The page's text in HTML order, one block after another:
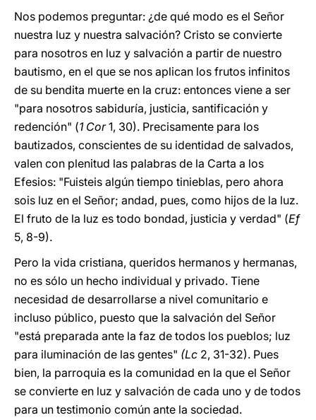
Nos podemos preguntar: ¿de qué modo es el Señor
nuestra luz y nuestra salvación? Cristo se convierte
para nosotros en luz y salvación a partir de nuestro
bautismo, en el que se nos aplican los frutos infinitos
de su bendita muerte en la cruz: entonces viene a ser
"para nosotros sabiduría, justicia, santificación y
redención" (1 Cor1, 30). Precisamente para los
bautizados, conscientes de su identidad de salvados,
valen con plenitud las palabras de la Carta a los
Efesios: "Fuisteis algún tiempo tinieblas, pero ahora
sois luz en el Señor; andad, pues, como hijos de la luz.
El fruto de la luz es todo bondad, justicia y verdad" (Ef
5, 8-9).
Pero la vida cristiana, queridos hermanos y hermanas,
no es sólo un hecho individual y privado. Tiene
necesidad de desarrollarse a nivel comunitario e
incluso público, puesto que la salvación del Señor
"está preparada ante la faz de todos los pueblos; luz
para iluminación de las gentes" (Lc 2, 31-32). Pues
bien, la parroquia es la comunidad en la que el Señor
se convierte en luz y salvación de cada uno y de todos
para un testimonio común ante la sociedad.